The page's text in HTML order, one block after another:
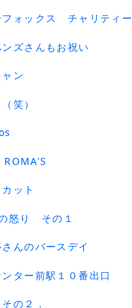
フォックス チャリティー
ズさんもお祝い
ン
笑）
ROMA'S
ット
怒り その１
んのバースデイ
ター前駅１０番出口
の２．